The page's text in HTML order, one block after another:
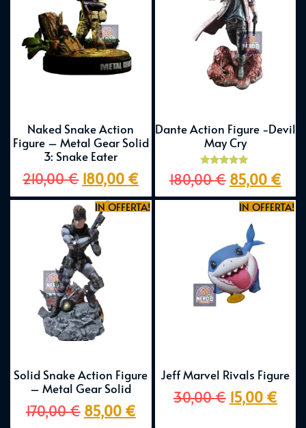
Naked Snake Action
Figure – Metal Gear Solid
3: Snake Eater
210,00€ 180,00 €
Dante Action Figure -Devil
May Cry
Valutato
5.00
180,00€ 85,00 €
IN OFFERTA!
Solid Snake Action Figure
– Metal Gear Solid
170,00€ 85,00 €
IN OFFERTA!
Jeff Marvel Rivals Figure
30,00€ 15,00 €